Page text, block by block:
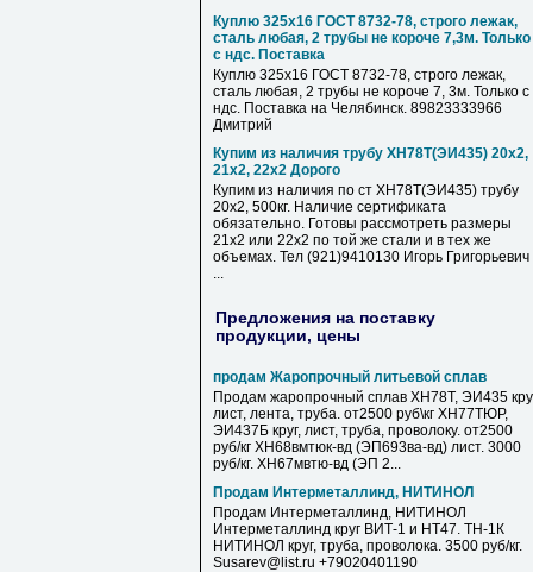
Куплю 325х16 ГОСТ 8732-78, строго лежак,
сталь любая, 2 трубы не короче 7,3м. Только
с ндс. Поставка
Куплю 325х16 ГОСТ 8732-78, строго лежак,
сталь любая, 2 трубы не короче 7, 3м. Только с
ндс. Поставка на Челябинск. 89823333966
Дмитрий
Купим из наличия трубу ХН78Т(ЭИ435) 20х2,
21х2, 22х2 Дорого
Купим из наличия по ст ХН78Т(ЭИ435) трубу
20х2, 500кг. Наличие сертификата
обязательно. Готовы рассмотреть размеры
21х2 или 22х2 по той же стали и в тех же
объемах. Тел (921)9410130 Игорь Григорьевич
...
Предложения на поставку
продукции, цены
продам Жаропрочный литьевой сплав
Продам жаропрочный сплав ХН78Т, ЭИ435
лист, лента, труба. от2500 руб\кг ХН77ТЮР,
ЭИ437Б круг, лист, труба, проволоку. от2500
руб/кг ХН68вмтюк-вд (ЭП693ва-вд) лист. 3000
руб/кг. ХН67мвтю-вд (ЭП 2...
Продам Интерметаллинд, НИТИНОЛ
Продам Интерметаллинд, НИТИНОЛ
Интерметаллинд круг ВИТ-1 и НТ47. ТН-1К
НИТИНОЛ круг, труба, проволока. 3500 руб/кг.
Susarev@list.ru +79020401190